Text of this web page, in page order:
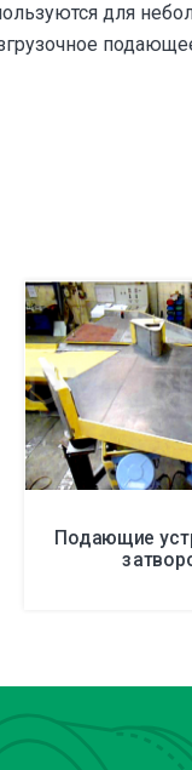
для
Подающие